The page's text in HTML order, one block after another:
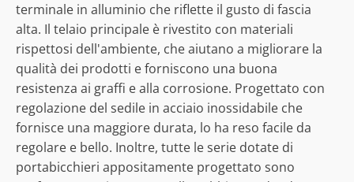
terminale in alluminio che riflette il gusto di fascia
alta. Il telaio principale è rivestito con materiali
rispettosi dell'ambiente, che aiutano a migliorare la
qualità dei prodotti e forniscono una buona
resistenza ai graffi e alla corrosione. Progettato con
regolazione del sedile in acciaio inossidabile che
fornisce una maggiore durata, lo ha reso facile da
regolare e bello. Inoltre, tutte le serie dotate di
portabicchieri appositamente progettato sono